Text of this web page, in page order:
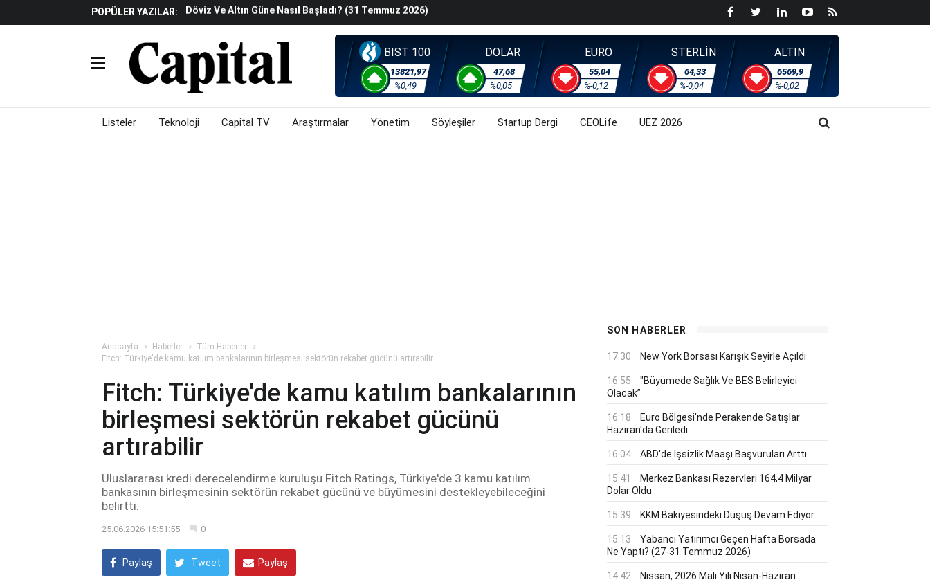
POPÜLER YAZILAR:
Küresel Piyasalarda Teknoloji Rallisi Risk Iştahını Artırdı
Piyasalarda Gün Ortası: Borsa, Döviz Ve Altında Son Durum Ne? (31 Temmuz 2026)
BIST 100
13821,97
%0,49
DOLAR
47,68
%0,05
EURO
55,04
%-0,12
STERLİN
64,33
%-0,04
ALTIN
6569,9
%-0,02
Listeler Teknoloji Capital TV Araştırmalar Yönetim Söyleşiler Startup Dergi CEOLife UEZ 2026
Anasayfa Haberler
Tüm Haberler
Fitch: Türkiye'de kamu katılım bankalarının birleşmesi sektörün rekabet gücünü artırabilir
Fitch: Türkiye'de kamu katılım bankalarının
birleşmesi sektörün rekabet gücünü
artırabilir
Uluslararası kredi derecelendirme kuruluşu Fitch Ratings, Türkiye'de 3 kamu katılım
bankasının birleşmesinin sektörün rekabet gücünü ve büyümesini destekleyebileceğini
belirtti.
25.06.2026 15:51:55 0
Paylaş Tweet Paylaş
SON HABERLER
17:30 New York Borsası Karışık Seyirle Açıldı
16:55
"Büyümede Sağlık Ve BES Belirleyici
Olacak”
16:18
Euro Bölgesi'nde Perakende Satışlar
Haziran'da Geriledi
16:04 ABD'de Işsizlik Maaşı Başvuruları Arttı
15:41
Merkez Bankası Rezervleri 164,4 Milyar
Dolar Oldu
15:39 KKM Bakiyesindeki Düşüş Devam Ediyor
15:13
Yabancı Yatırımcı Geçen Hafta Borsada
Ne Yaptı? (27-31 Temmuz 2026)
14:42
Nissan, 2026 Mali Yılı Nisan-Haziran